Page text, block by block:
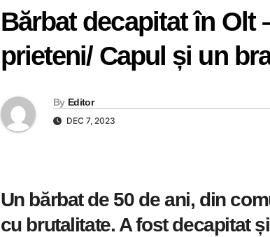
Bărbat decapitat în Olt
prieteni/ Capul și un
By Editor
DEC 7, 2023
Un bărbat de 50 de ani, din
cu brutalitate. A fost decapitat